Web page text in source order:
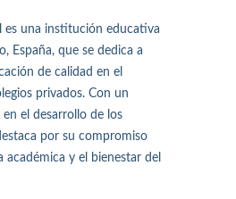
es una institución educativa
España, que se dedica a
de calidad en el
privados. Con un
el desarrollo de los
por su compromiso
académica y el bienestar del